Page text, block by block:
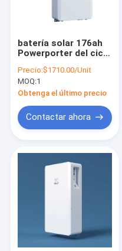
batería solar 176ah
Powerporter del ciclo
Precio:$1710.00/Unit
MOQ:1
Obtenga el último precio
Contactar ahora